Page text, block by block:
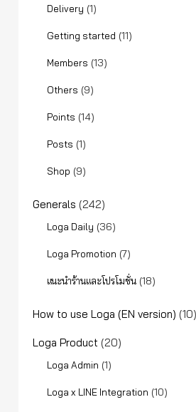
Delivery (1)
Getting started (11)
Members (13)
Others (9)
Points (14)
Posts (1)
Shop (9)
Generals (242)
Loga Daily (36)
Loga Promotion (7)
แนะนำร้านและโปรโมชั่น (18)
How to use Loga (EN version) (10)
Loga Product (20)
Loga Admin (1)
Loga x LINE Integration (10)